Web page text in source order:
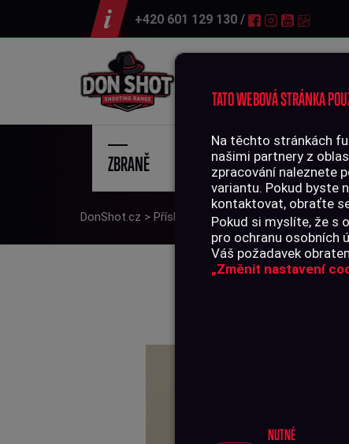
TATO WEBOVÁ STRÁNKA
Na těchto stránkách
našimi partnery z
zpracování naleznete
variantu. Pokud byste
kontaktovat, obraťte
Pokud si myslíte, že s
pro ochranu osobních
Váš požadavek
„Změnit nastavení
NUTNÉ
+420 601 129 130 /
ZBRANĚ
DonShot.cz > Příslušenství>Čištění zbraní>